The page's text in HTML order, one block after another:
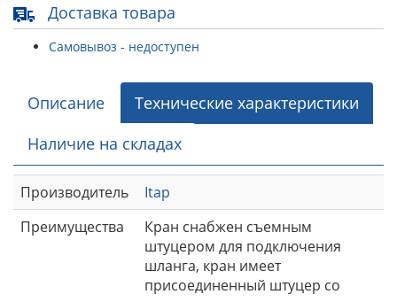
Доставка товара
Самовывоз - недоступен
Описание
Технические характеристики
Наличие на складах
Производитель
Itap
Преимущества
Кран снабжен съемным
штуцером для подключения
шланга, кран имеет
присоединенный штуцер со